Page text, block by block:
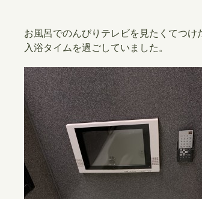
お風呂でのんびりテレビを見たくてつ
入浴タイムを過ごしていました。